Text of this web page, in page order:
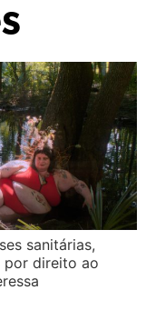
sanitárias,
por direito ao